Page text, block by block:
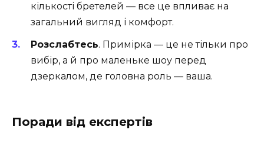
кількості бретелей — все це впливає на
загальний вигляд і комфорт.
Розслабтесь. Примірка — це не тільки про
вибір, а й про маленьке шоу перед
дзеркалом, де головна роль — ваша.
Поради від експертів